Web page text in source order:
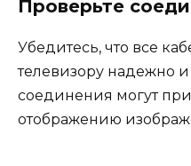
Проверьте
Убедитесь, что все
телевизору надежно
соединения могут
отображению